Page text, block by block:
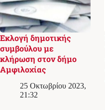
Εκλογή δημοτικής
συμβούλου με
κλήρωση στον δήμο
Αμφιλοχίας
25 Οκτωβρίου 2023,
21:32